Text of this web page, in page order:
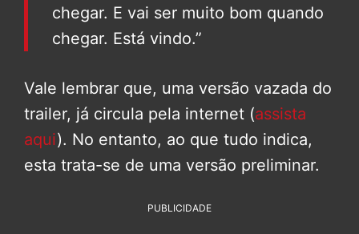
chegar. E vai ser muito bom quando
chegar. Está vindo.”
Vale lembrar que, uma versão vazada do
trailer, já circula pela internet (assista
aqui). No entanto, ao que tudo indica,
esta trata-se de uma versão preliminar.
PUBLICIDADE